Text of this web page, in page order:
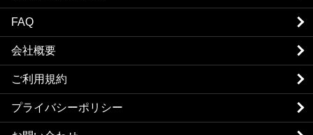
FAQ
会社概要
ご利用規約
プライバシーポリシー